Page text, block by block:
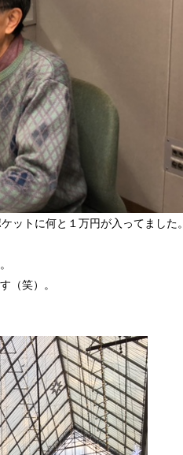
ットに何と１万円が入ってました。
（笑）。